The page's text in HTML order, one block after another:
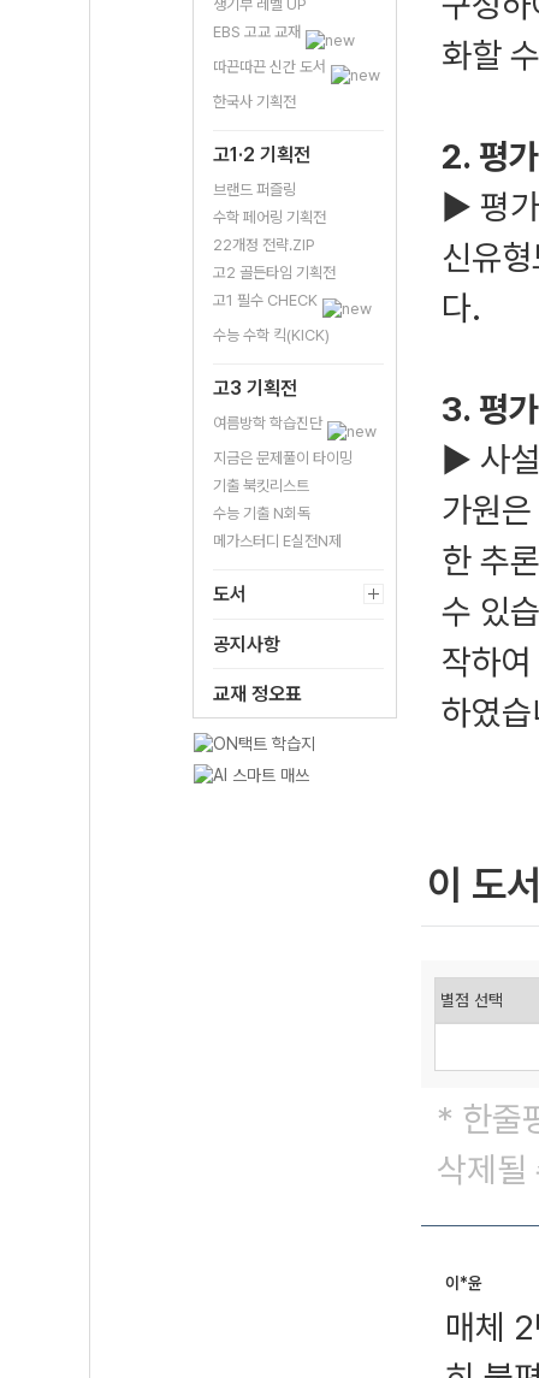
생기부 레벨 UP
EBS 고교 교재
따끈따끈 신간 도서
한국사 기획전
고1·2 기획전
브랜드 퍼즐링
수학 페어링 기획전
22개정 전략.ZIP
고2 골든타임 기획전
고1 필수 CHECK
수능 수학 킥(KICK)
고3 기획전
여름방학 학습진단
지금은 문제풀이 타이밍
기출 북킷리스트
수능 기출 N회독
메가스터디 E실전N제
도서
공지사항
교재 정오표
화할
2. 평
▶ 평
신유
다.
3. 평
▶ 사
가원
한 추
수 있
작하
하였
이 도
* 한줄
삭제될
이*윤
매체